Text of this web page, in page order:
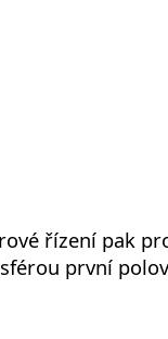
řízení pak
první